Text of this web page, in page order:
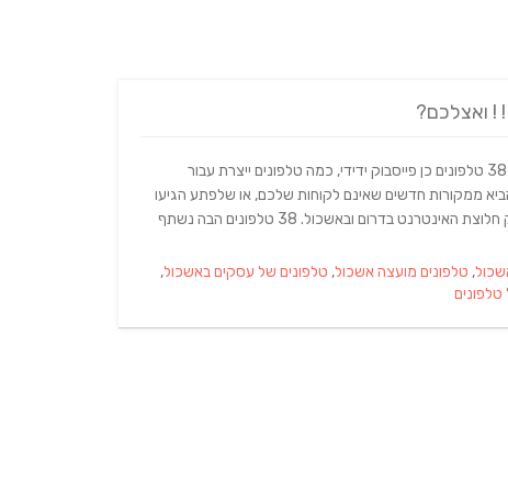
! ואצלכם?
שבוע אחד, לא חזק במיוחד, בין התאריכים 01-07.07.2017, סה"כ – 38 טלפונים כן פייסבוק ידידי, כמה טלפונים ייצרת עבור
ממקורות חדשים שאינם לקוחות שלכם, או שלפתע הגיעו
ממקור מוזר עם הקלטה בפיתחה המדווחת על הקידום של אינטרנטיק חלוצת האינטרנט בדרום ובאשכול. 38 טלפונים הבה נשתף
, טלפונים מועצה אשכול, טלפונים של עסקים באשכול,